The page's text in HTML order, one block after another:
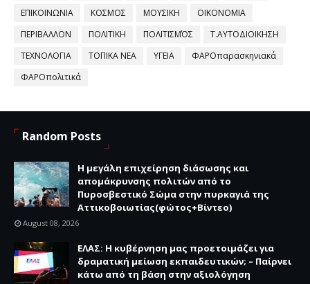
ΕΠΙΚΟΙΝΩΝΙΑ
ΚΟΣΜΟΣ ΜΟΥΣΙΚΗ
ΟΙΚΟΝΟΜΙΑ
ΠΕΡΙΒΑΛΛΟΝ
ΠΟΛΙΤΙΚΗ ΠΟΛΙΤΙΣΜΌΣ
Τ.ΑΥΤΟΔΙΟΙΚΗΣΗ
ΤΕΧΝΟΛΟΓΙΑ
ΤΟΠΙΚΑ ΝΕΑ ΥΓΕΙΑ
ΦΑΡΟπαρασκηνιακά
ΦΑΡΟπολιτικά
Random Posts
Η μεγάλη επιχείρηση διάσωσης και
απομάκρυνσης πολιτών από το
Πυροσβεστικό Σώμα στην πυρκαγιά της
Αττικοβοιωτίας(φώτος+Βίντεο)
August 08, 2026
ΕΛΑΣ: Η κυβέρνηση μας προετοιμάζει για
δραματική μείωση εκπαιδευτικών; – Παίρνει
κάτω από τη βάση στην αξιολόγηση